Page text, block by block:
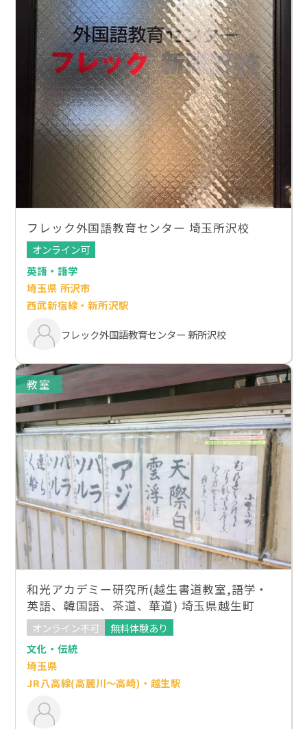
フレック外国語教育センター 埼玉所沢校
オンライン可
英語・語学
埼玉県 所沢市
西武新宿線・新所沢駅
フレック外国語教育センター 新所沢校
教室
和光アカデミー研究所(越生書道教室,語学・
英語、韓国語、茶道、華道) 埼玉県越生町
オンライン不可
無料体験あり
文化・伝統
埼玉県
JR八高線(高麗川～高崎)・越生駅